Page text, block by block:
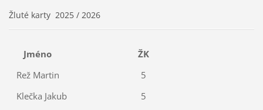
Žluté karty 2025 / 2026
Jméno
ŽK
Rež Martin
5
Klečka Jakub
5